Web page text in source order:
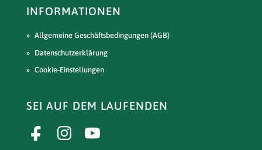
INFORMATIONEN
Allgemeine Geschäftsbedingungen (AGB)
Datenschutzerklärung
Cookie-Einstellungen
SEI AUF DEM LAUFENDEN